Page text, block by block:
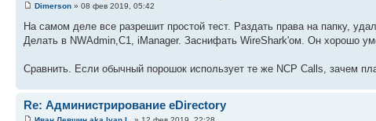
Dimerson » 08 фев 2019, 05:42
На самом деле все разрешит простой тест. Раздать права на папку,
Делать в NWAdmin,C1, iManager. Заснифать WireShark'ом. Он хорошо
Сравнить. Если обычный порошок использует те же NCP Calls, зачем
Re: Администрирование eDirectory